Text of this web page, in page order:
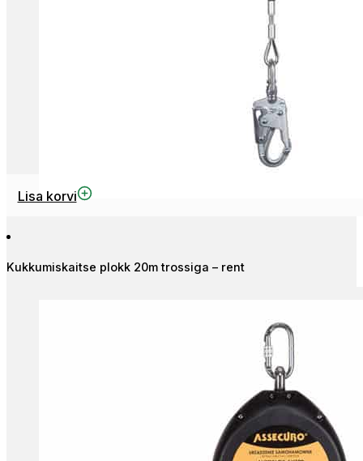
Lisa korvi
Kukkumiskaitse plokk 20m trossiga – rent